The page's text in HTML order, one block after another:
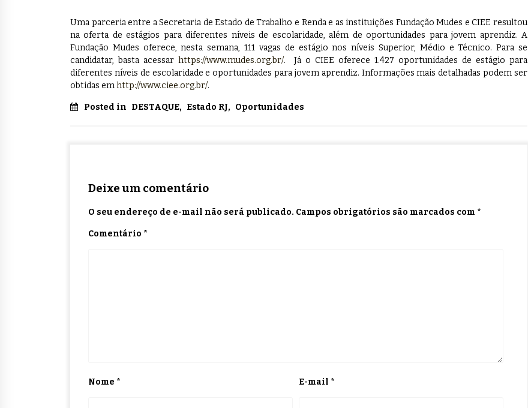
Uma parceria entre a Secretaria de Estado de Trabalho e Renda e as instituições Fundação Mudes e CIEE resultou
na oferta de estágios para diferentes níveis de escolaridade, além de oportunidades para jovem aprendiz. A
Fundação Mudes oferece, nesta semana, 111 vagas de estágio nos níveis Superior, Médio e Técnico. Para se
candidatar, basta acessar https://www.mudes.org.br/. Já o CIEE oferece 1.427 oportunidades de estágio para
diferentes níveis de escolaridade e oportunidades para jovem aprendiz. Informações mais detalhadas podem ser
obtidas emhttp://www.ciee.org.br/.
Posted in DESTAQUE, Estado RJ, Oportunidades
Deixe um comentário
O seu endereço de e-mail não será publicado. Campos obrigatórios são marcados com *
Comentário *
Nome * E-mail *